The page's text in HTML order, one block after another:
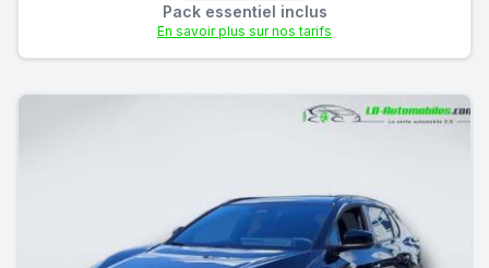
Pack essentiel inclus
En savoir plus sur nos tarifs